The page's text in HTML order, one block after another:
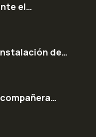
el…
de…